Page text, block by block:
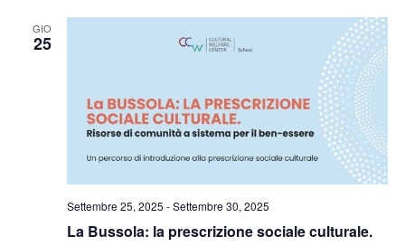
GIO
25
La Bussola: la prescrizione sociale culturale.
Settembre 25, 2025 -Settembre 30, 2025